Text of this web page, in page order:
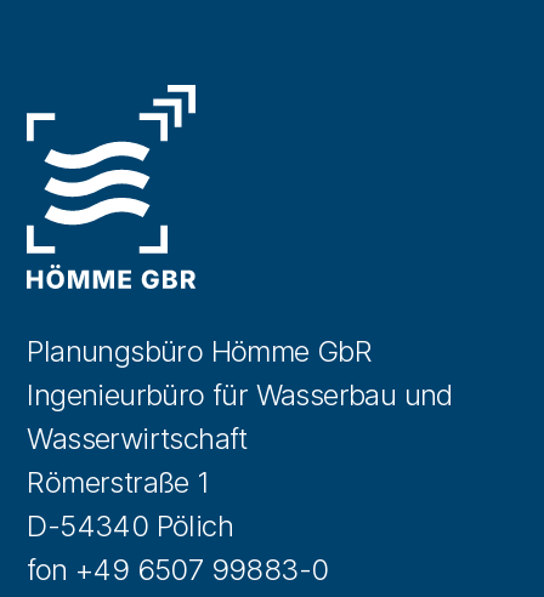
Planungsbüro Hömme GbR
Ingenieurbüro für Wasserbau und
Wasserwirtschaft
Römerstraße 1
D-54340 Pölich
fon +49 6507 99883-0